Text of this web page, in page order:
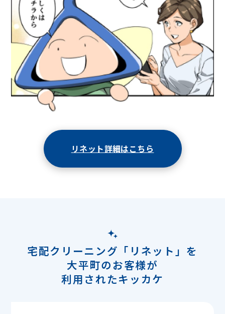
リネット詳細はこちら
宅配クリーニング「リネット」を
大平町のお客様が
利用されたキッカケ